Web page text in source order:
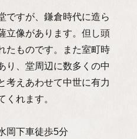
すが、鎌倉時代に造ら
立像があります。但し頭
たものです。また室町時
り、堂周辺に数多くの中
考えあわせて中世に有力
くれます。
下車徒歩5分